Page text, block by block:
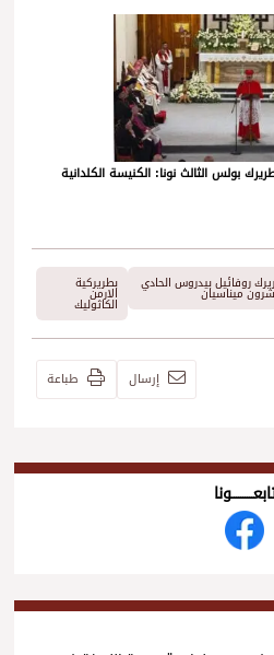
بولس الثالث نونا: الكنيسة الكلدانية
روفائيل بيدروس الحادي
ميناسيان
بطريركية
الارمن
الكاثوليك
إرسال طباعة